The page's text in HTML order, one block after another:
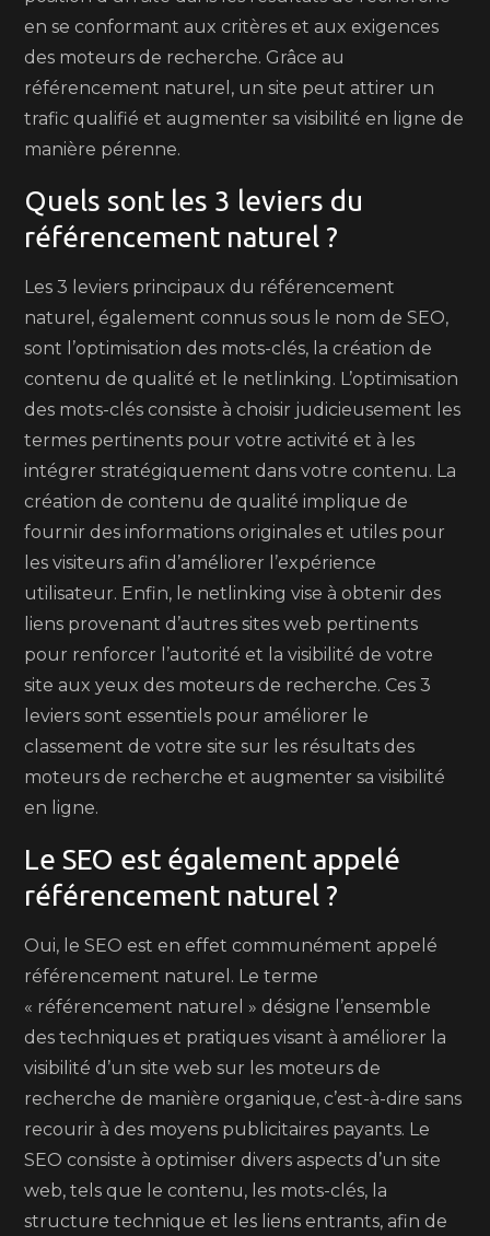
en se conformant aux critères et aux exigences
des moteurs de recherche. Grâce au
référencement naturel, un site peut attirer un
trafic qualifié et augmenter sa visibilité en ligne de
manière pérenne.
Quels sont les 3 leviers du
référencement naturel ?
Les 3 leviers principaux du référencement
naturel, également connus sous le nom de SEO,
sont l’optimisation des mots-clés, la création de
contenu de qualité et le netlinking. L’optimisation
des mots-clés consiste à choisir judicieusement les
termes pertinents pour votre activité et à les
intégrer stratégiquement dans votre contenu. La
création de contenu de qualité implique de
fournir des informations originales et utiles pour
les visiteurs afin d’améliorer l’expérience
utilisateur. Enfin, le netlinking vise à obtenir des
liens provenant d’autres sites web pertinents
pour renforcer l’autorité et la visibilité de votre
site aux yeux des moteurs de recherche. Ces 3
leviers sont essentiels pour améliorer le
classement de votre site sur les résultats des
moteurs de recherche et augmenter sa visibilité
en ligne.
Le SEO est également appelé
référencement naturel ?
Oui, le SEO est en effet communément appelé
référencement naturel. Le terme
« référencement naturel » désigne l’ensemble
des techniques et pratiques visant à améliorer la
visibilité d’un site web sur les moteurs de
recherche de manière organique, c’est-à-dire sans
recourir à des moyens publicitaires payants. Le
SEO consiste à optimiser divers aspects d’un site
web, tels que le contenu, les mots-clés, la
structure technique et les liens entrants, afin de